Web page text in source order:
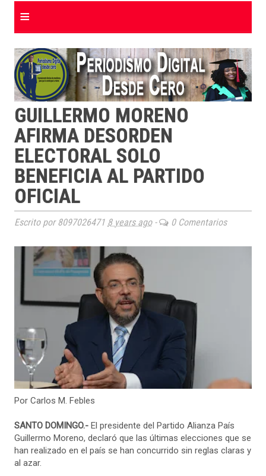
≡
GUILLERMO MORENO
AFIRMA DESORDEN
ELECTORAL SOLO
BENEFICIA AL PARTIDO
OFICIAL
Escrito por 8097026471 8 years ago- 0 Comentarios
Por Carlos M. Febles
SANTO DOMINGO.- El presidente del Partido Alianza País
Guillermo Moreno, declaró que las últimas elecciones que se
han realizado en el país se han concurrido sin reglas claras y
al azar.